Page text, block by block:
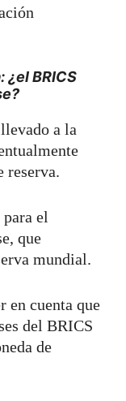
¿el BRICS
a la
reserva.
el
que
mundial.
en cuenta que
del BRICS
de